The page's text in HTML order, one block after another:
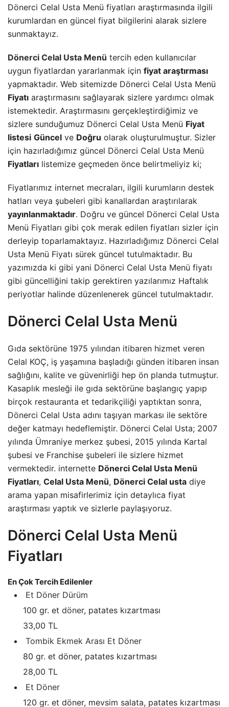
Dönerci Celal Usta Menü fiyatları araştırmasında ilgili
kurumlardan en güncel fiyat bilgilerini alarak sizlere
sunmaktayız.
Dönerci Celal Usta Menü tercih eden kullanıcılar
uygun fiyatlardan yararlanmak için fiyat araştırması
yapmaktadır. Web sitemizde Dönerci Celal Usta Menü
Fiyatı araştırmasını sağlayarak sizlere yardımcı olmak
istemektedir. Araştırmasını gerçekleştirdiğimiz ve
sizlere sunduğumuz Dönerci Celal Usta Menü Fiyat
listesi Güncel ve Doğru olarak oluşturulmuştur. Sizler
için hazırladığımız güncel Dönerci Celal Usta Menü
Fiyatları listemize geçmeden önce belirtmeliyiz ki;
Fiyatlarımız internet mecraları, ilgili kurumların destek
hatları veya şubeleri gibi kanallardan araştırılarak
yayınlanmaktadır. Doğru ve güncel Dönerci Celal Usta
Menü Fiyatları gibi çok merak edilen fiyatları sizler için
derleyip toparlamaktayız. Hazırladığımız Dönerci Celal
Usta Menü Fiyatı sürek güncel tutulmaktadır. Bu
yazımızda ki gibi yani Dönerci Celal Usta Menü fiyatı
gibi güncelliğini takip gerektiren yazılarımız Haftalık
periyotlar halinde düzenlenerek güncel tutulmaktadır.
Dönerci Celal Usta Menü
Gıda sektörüne 1975 yılından itibaren hizmet veren
Celal KOÇ, iş yaşamına başladığı günden itibaren insan
sağlığını, kalite ve güvenirliği hep ön planda tutmuştur.
Kasaplık mesleği ile gıda sektörüne başlangıç yapıp
birçok restauranta et tedarikçiliği yaptıktan sonra,
Dönerci Celal Usta adını taşıyan markası ile sektöre
değer katmayı hedeflemiştir. Dönerci Celal Usta; 2007
yılında Ümraniye merkez şubesi, 2015 yılında Kartal
şubesi ve Franchise şubeleri ile sizlere hizmet
vermektedir. internette Dönerci Celal Usta Menü
Fiyatları, Celal Usta Menü, Dönerci Celal usta diye
arama yapan misafirlerimiz için detaylıca fiyat
araştırması yaptık ve sizlerle paylaşıyoruz.
Dönerci Celal Usta Menü
Fiyatları
En Çok Tercih Edilenler
Et Döner Dürüm
100 gr. et döner, patates kızartması
33,00 TL
Tombik Ekmek Arası Et Döner
80 gr. et döner, patates kızartması
28,00 TL
Et Döner
120 gr. et döner, mevsim salata, patates kızartması